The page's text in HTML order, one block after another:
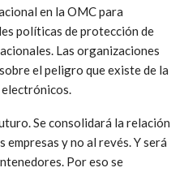
en la OMC para
políticas de protección de
Las organizaciones
el peligro que existe de la
Se consolidará la relación
empresas y no al revés. Y será
Por eso se